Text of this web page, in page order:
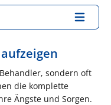
sondern oft
die komplette
Ängste und Sorgen.